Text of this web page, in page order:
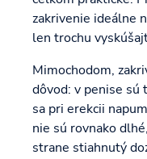
zakrivenie ideálne
len trochu
Mimochodom,
dôvod: v penise
sa pri erekcii
nie sú rovnako
strane stiahnutý